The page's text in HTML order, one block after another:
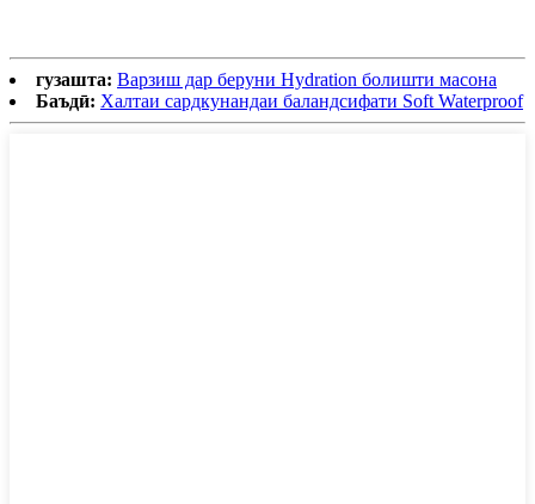
гузашта: Варзиш дар беруни Hydration болишти масона
Баъдӣ: Халтаи сардкунандаи баландсифати Soft Waterproof